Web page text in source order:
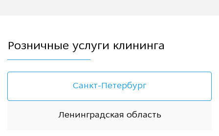
Розничные услуги клининга
Санкт-Петербург
Ленинградская область